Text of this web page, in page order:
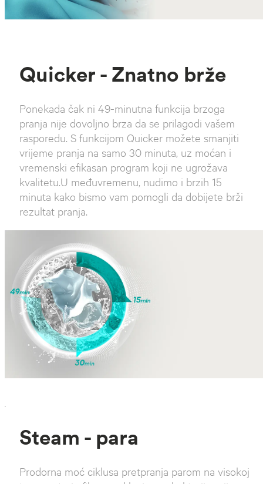
Quicker - Znatno brže
Ponekada čak ni 49-minutna funkcija brzoga
pranja nije dovoljno brza da se prilagodi vašem
rasporedu. S funkcijom Quicker možete smanjiti
vrijeme pranja na samo 30 minuta, uz moćan i
vremenski efikasan program koji ne ugrožava
kvalitetu.U međuvremenu, nudimo i brzih 15
minuta kako bismo vam pomogli da dobijete brži
rezultat pranja.
`
Steam - para
Prodorna moć ciklusa pretpranja parom na visokoj